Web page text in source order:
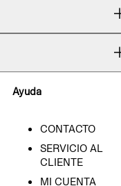
Ayuda
CONTACTO
SERVICIO AL
CLIENTE
MI CUENTA